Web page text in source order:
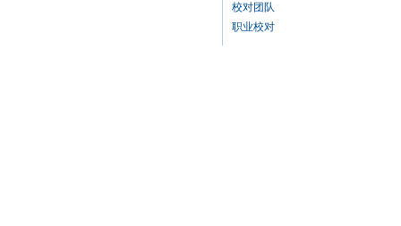
校对团队
职业校对